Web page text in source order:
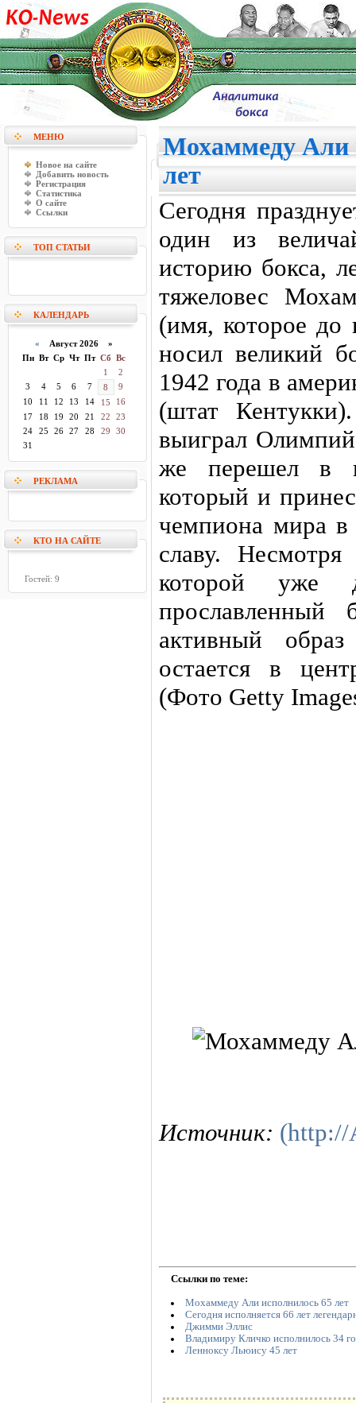
МЕНЮ
Новое на сайте
Добавить новость
Регистрация
Статистика
О сайте
Ссылки
ТОП СТАТЬИ
КАЛЕНДАРЬ
« Август 2026 »
Пн Вт Ср Чт Пт Сб Вс
1
2
3
4 5 6 7 8
9
10
11 12 13 14 15
16
17
18 19 20 21 22
23
24
25 26 27 28 29
30
31
РЕКЛАМА
КТО НА САЙТЕ
Гостей: 9
Мохаммеду Али
лет
Сегодня
один из
историю бокса,
тяжеловес
(имя, которое до
носил великий
1942 года в
(штат
выиграл
же перешел в
который и
чемпиона мира
славу.
которой уже
прославленный
активный
остается в
(Фото Getty
Источник:
Ссылки по теме:
Мохаммеду Али исполнилось 65 лет
Сегодня исполняется 66 лет
Джимми Эллис
Владимиру Кличко исполнилось 34
Ленноксу Льюису 45 лет